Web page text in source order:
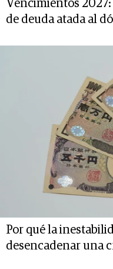
Vencimientos
de deuda atada al
Por qué la
desencadenar una